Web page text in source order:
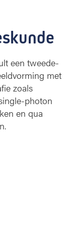
een tweede-
met
zoals
photon
en qua